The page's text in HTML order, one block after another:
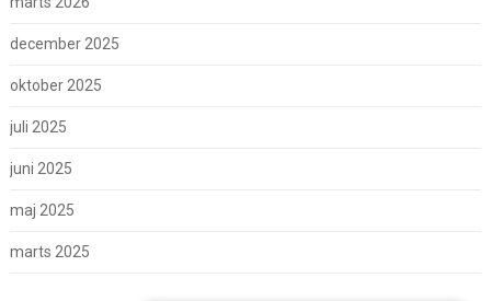
december 2025
oktober 2025
juli 2025
juni 2025
maj 2025
marts 2025